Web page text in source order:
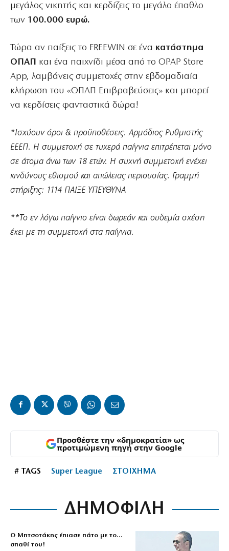
μεγάλος νικητής και κερδίζεις το μεγάλο έπαθλο
των 100.000 ευρώ.
Τώρα αν παίξεις το FREEWIN σε ένα κατάστημα
ΟΠΑΠ και ένα παιχνίδι μέσα από το OPAP Store
App, λαμβάνεις συμμετοχές στην εβδομαδιαία
κλήρωση του «ΟΠΑΠ Επιβραβεύσεις» και μπορεί
να κερδίσεις φανταστικά δώρα!
*Ισχύουν όροι & προϋποθέσεις. Αρμόδιος Ρυθμιστής
ΕΕΕΠ. Η συμμετοχή σε τυχερά παίγνια επιτρέπεται μόνο
σε άτομα άνω των 18 ετών. Η συχνή συμμετοχή ενέχει
κινδύνους εθισμού και απώλειας περιουσίας. Γραμμή
στήριξης: 1114 ΠΑΙΞΕ ΥΠΕΥΘΥΝΑ
**Το εν λόγω παίγνιο είναι δωρεάν και ουδεμία σχέση
έχει με τη συμμετοχή στα παίγνια.
Προσθέστε την «δημοκρατία» ως
προτιμώμενη πηγή στην Google
# TAGS Super League ΣΤΟΙΧΗΜΑ
ΔΗΜΟΦΙΛΗ
Ο Μητσοτάκης έπιασε πάτο με το…
σπαθί του!